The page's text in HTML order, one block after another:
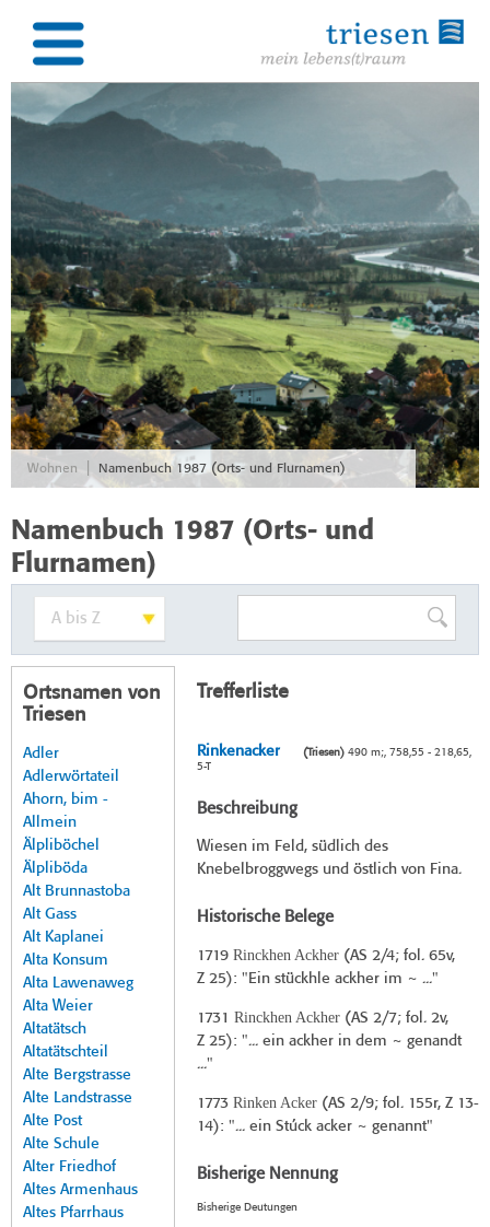
Wohnen Namenbuch 1987 (Orts- und Flurnamen)
Namenbuch 1987 (Orts- und
Flurnamen)
Ortsnamen von
Triesen
Adler
Adlerwörtateil
Ahorn, bim -
Allmein
Älpliböchel
Älpliböda
Alt Brunnastoba
Alt Gass
Alt Kaplanei
Alta Konsum
Alta Lawenaweg
Alta Weier
Altatätsch
Altatätschteil
Alte Bergstrasse
Alte Landstrasse
Alte Post
Alte Schule
Alter Friedhof
Altes Armenhaus
Altes Pfarrhaus
Trefferliste
Rinkenacker (Triesen)490 m;, 758,55 - 218,65,
5-T
Beschreibung
Wiesen im Feld, südlich des
Knebelbroggwegs und östlich von Fina.
Historische Belege
1719 Rinckhen Ackher(AS 2/4; fol. 65v,
Z 25): "Ein stückhle ackher im ~ ..."
1731 Rinckhen Ackher(AS 2/7; fol. 2v,
Z 25): "... ein ackher in dem ~ genandt
..."
1773 Rinken Acker(AS 2/9; fol. 155r, Z 13-
14): "... ein Stúck acker ~ genannt"
Bisherige Nennung
Bisherige Deutungen